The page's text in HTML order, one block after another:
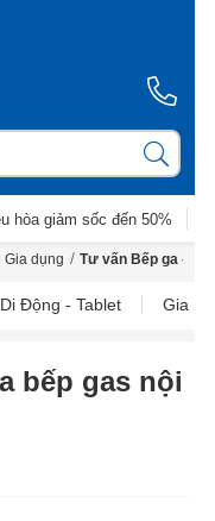
hòa giảm sốc đến 50%
Gia dụng / Tư vấn Bếp ga -
Di Động - Tablet Gia
bếp gas nội